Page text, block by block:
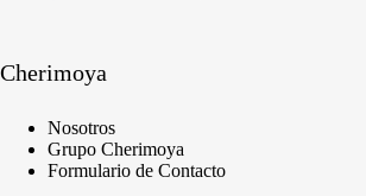
Cherimoya
Nosotros
Grupo Cherimoya
Formulario de Contacto